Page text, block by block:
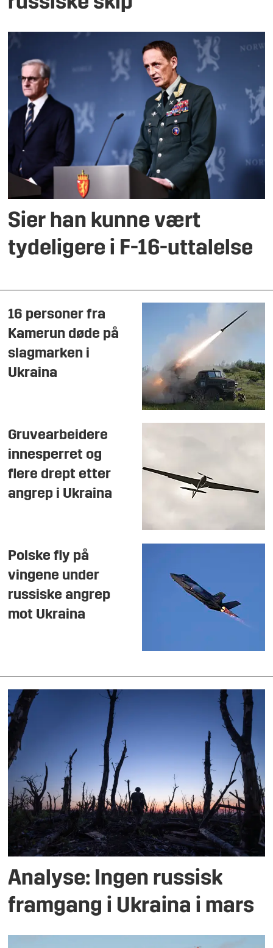
Sier han kunne vært
tydeligere i F-16-uttalelse
16 personer fra
Kamerun døde på
slagmarken i
Ukraina
Gruvearbeidere
innesperret og
flere drept etter
angrep i Ukraina
Polske fly på
vingene under
russiske angrep
mot Ukraina
Analyse: Ingen russisk
framgang i Ukraina i mars